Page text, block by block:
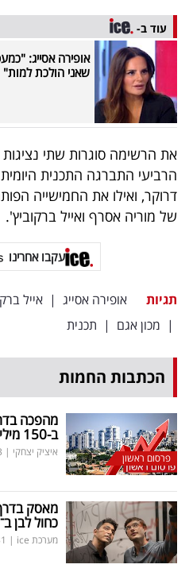
דרושים
ניוזלטרים
אדום
פרסמו
עקבו
אחרינו:
עוד ב-
אופירה אסייג:
שאני הולכת למות"
הרביעי התברגה התכנית
דרוקר, ואילו את החמישייה
של מוריה אסרף ואייל ברקוביץ'.
עקבו אחרינו
תגיות אופירה אסייג | אייל
| מכון אגם | תכנית
הכתבות החמות
פרסום ראשון
מהפכה
ב-150 מיליון שקל
איציק יצחקי |
מאסק
כחול לבן ב־6 מיליארד דולר
מערכת ice |